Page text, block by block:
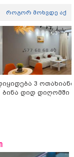
როგორ მოხვდე აქ
იყიდება 3 ოთახიანი
ბინა დიდ დიღომში